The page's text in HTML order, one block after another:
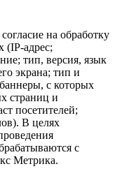
на обработку
(IP-адрес;
тип, версия, язык
экрана; тип и
с которых
страниц и
посетителей;
В целях
с
Метрика.